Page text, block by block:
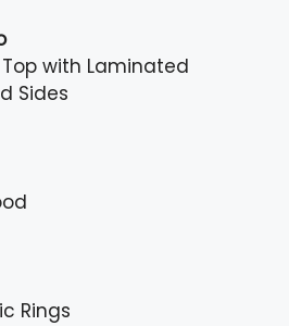
with Laminated
Sides
Rings